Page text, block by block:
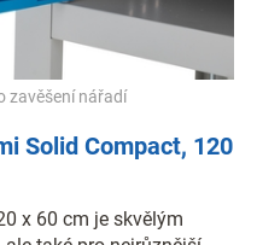
zavěšení nářadí
Solid Compact, 120
x 60 cm je skvělým